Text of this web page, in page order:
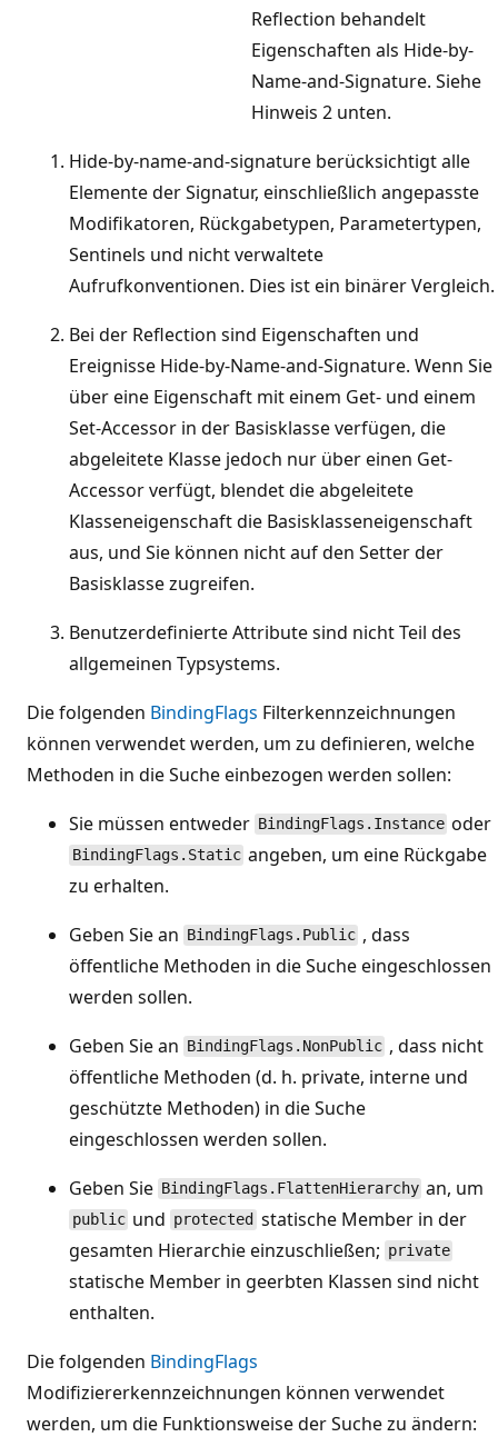
Reflection behandelt
Eigenschaften als Hide-by-
Name-and-Signature. Siehe
Hinweis 2 unten.
Hide-by-name-and-signature berücksichtigt alle
Elemente der Signatur, einschließlich angepasste
Modifikatoren, Rückgabetypen, Parametertypen,
Sentinels und nicht verwaltete
Aufrufkonventionen. Dies ist ein binärer Vergleich.
Bei der Reflection sind Eigenschaften und
Ereignisse Hide-by-Name-and-Signature. Wenn Sie
über eine Eigenschaft mit einem Get- und einem
Set-Accessor in der Basisklasse verfügen, die
abgeleitete Klasse jedoch nur über einen Get-
Accessor verfügt, blendet die abgeleitete
Klasseneigenschaft die Basisklasseneigenschaft
aus, und Sie können nicht auf den Setter der
Basisklasse zugreifen.
Benutzerdefinierte Attribute sind nicht Teil des
allgemeinen Typsystems.
Die folgenden BindingFlags Filterkennzeichnungen
können verwendet werden, um zu definieren, welche
Methoden in die Suche einbezogen werden sollen:
Sie müssen entweder BindingFlags.Instance oder
BindingFlags.Static angeben, um eine Rückgabe
zu erhalten.
Geben Sie an BindingFlags.Public , dass
öffentliche Methoden in die Suche eingeschlossen
werden sollen.
Geben Sie an BindingFlags.NonPublic , dass nicht
öffentliche Methoden (d. h. private, interne und
geschützte Methoden) in die Suche
eingeschlossen werden sollen.
Geben Sie BindingFlags.FlattenHierarchy an, um
public und protected statische Member in der
gesamten Hierarchie einzuschließen; private
statische Member in geerbten Klassen sind nicht
enthalten.
Die folgenden BindingFlags
Modifiziererkennzeichnungen können verwendet
werden, um die Funktionsweise der Suche zu ändern: